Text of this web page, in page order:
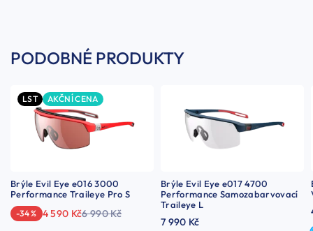
PODOBNÉ PRODUKTY
LST AKČNÍ CENA
Brýle Evil Eye e016 3000
Performance Traileye Pro S
-34 % 4 590 Kč6 990 Kč
Brýle Evil Eye e017 4700
Performance Samozabarvovací
Traileye L
7 990 Kč